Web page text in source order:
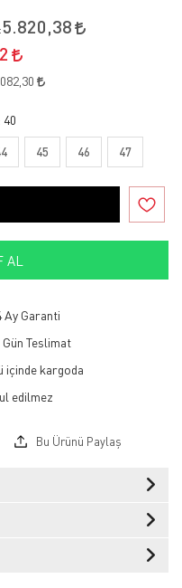
5.820,38
40
45 46 47
AL
Ay Garanti
Gün Teslimat
içinde kargoda
Bu Ürünü Paylaş